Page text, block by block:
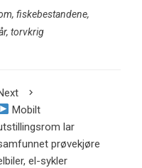
, fiskebestandene,
, torvkrig
Mobilt
lar
prøvekjøre
el-sykler